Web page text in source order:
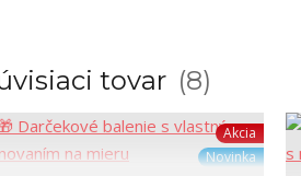
tovar 8
Akcia
Novinka